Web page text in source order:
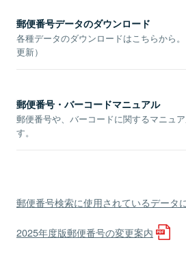
郵便番号データのダウンロード
各種データのダウンロードはこちらから
更新）
郵便番号・バーコードマニュアル
郵便番号や、バーコードに関するマニュ
す。
郵便番号検索に使用されているデータ
2025年度版郵便番号の変更案内